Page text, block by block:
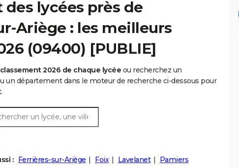
des lycées près de
Ariège : les meilleurs
(09400) [PUBLIE]
2026 de chaque lycée ou recherchez un
un département dans le moteur de recherche ci-dessous pour
: Ferrières-sur-Ariège Foix Lavelanet Pamiers